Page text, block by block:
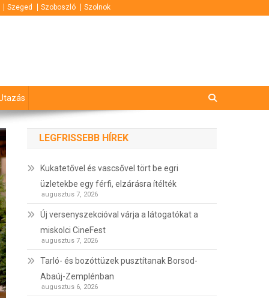
Szeged Szoboszló Szolnok
LEGFRISSEBB HÍREK
Kukatetővel és vascsővel tört be egri
üzletekbe egy férfi, elzárásra ítélték
augusztus 7, 2026
Új versenyszekcióval várja a látogatókat a
miskolci CineFest
augusztus 7, 2026
Tarló- és bozóttüzek pusztítanak Borsod-
Abaúj-Zemplénban
augusztus 6, 2026